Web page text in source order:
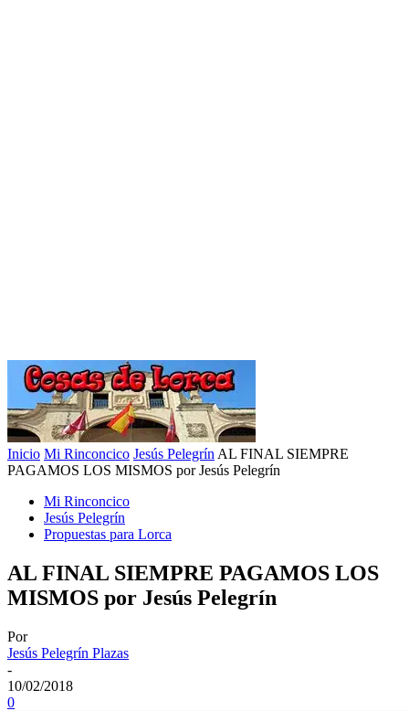
Inicio Mi Rinconcico Jesús Pelegrín AL FINAL SIEMPRE
PAGAMOS LOS MISMOS por Jesús Pelegrín
Mi Rinconcico
Jesús Pelegrín
Propuestas para Lorca
AL FINAL SIEMPRE PAGAMOS LOS
MISMOS por Jesús Pelegrín
Por
Jesús Pelegrín Plazas
-
10/02/2018
0